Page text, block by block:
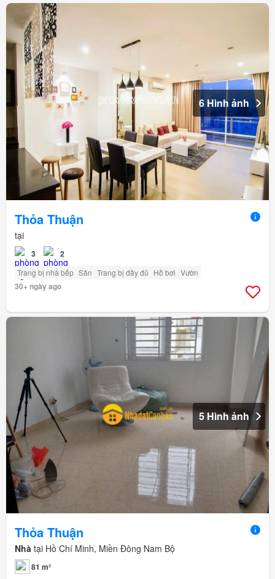
6 Hình ảnh
Thỏa Thuận
tại
3 2
Trang bị nhà bếp Sân Trang bị đầy đủ Hồ bơi Vườn
30+ ngày ago
5 Hình ảnh
Thỏa Thuận
Nhà tại Hồ Chí Minh, Miền Đông Nam Bộ
81 m²